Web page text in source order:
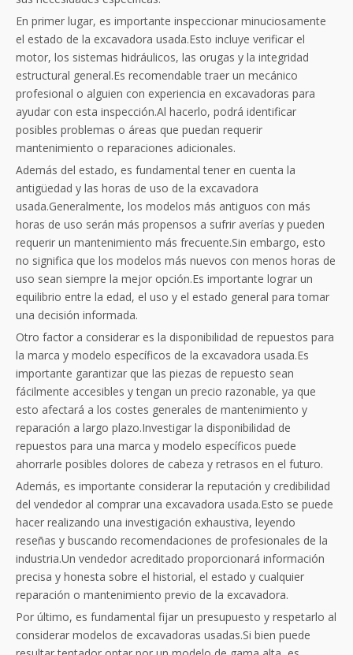
En primer lugar, es importante inspeccionar minuciosamente
el estado de la excavadora usada.Esto incluye verificar el
motor, los sistemas hidráulicos, las orugas y la integridad
estructural general.Es recomendable traer un mecánico
profesional o alguien con experiencia en excavadoras para
ayudar con esta inspección.Al hacerlo, podrá identificar
posibles problemas o áreas que puedan requerir
mantenimiento o reparaciones adicionales.
Además del estado, es fundamental tener en cuenta la
antigüedad y las horas de uso de la excavadora
usada.Generalmente, los modelos más antiguos con más
horas de uso serán más propensos a sufrir averías y pueden
requerir un mantenimiento más frecuente.Sin embargo, esto
no significa que los modelos más nuevos con menos horas de
uso sean siempre la mejor opción.Es importante lograr un
equilibrio entre la edad, el uso y el estado general para tomar
una decisión informada.
Otro factor a considerar es la disponibilidad de repuestos para
la marca y modelo específicos de la excavadora usada.Es
importante garantizar que las piezas de repuesto sean
fácilmente accesibles y tengan un precio razonable, ya que
esto afectará a los costes generales de mantenimiento y
reparación a largo plazo.Investigar la disponibilidad de
repuestos para una marca y modelo específicos puede
ahorrarle posibles dolores de cabeza y retrasos en el futuro.
Además, es importante considerar la reputación y credibilidad
del vendedor al comprar una excavadora usada.Esto se puede
hacer realizando una investigación exhaustiva, leyendo
reseñas y buscando recomendaciones de profesionales de la
industria.Un vendedor acreditado proporcionará información
precisa y honesta sobre el historial, el estado y cualquier
reparación o mantenimiento previo de la excavadora.
Por último, es fundamental fijar un presupuesto y respetarlo al
considerar modelos de excavadoras usadas.Si bien puede